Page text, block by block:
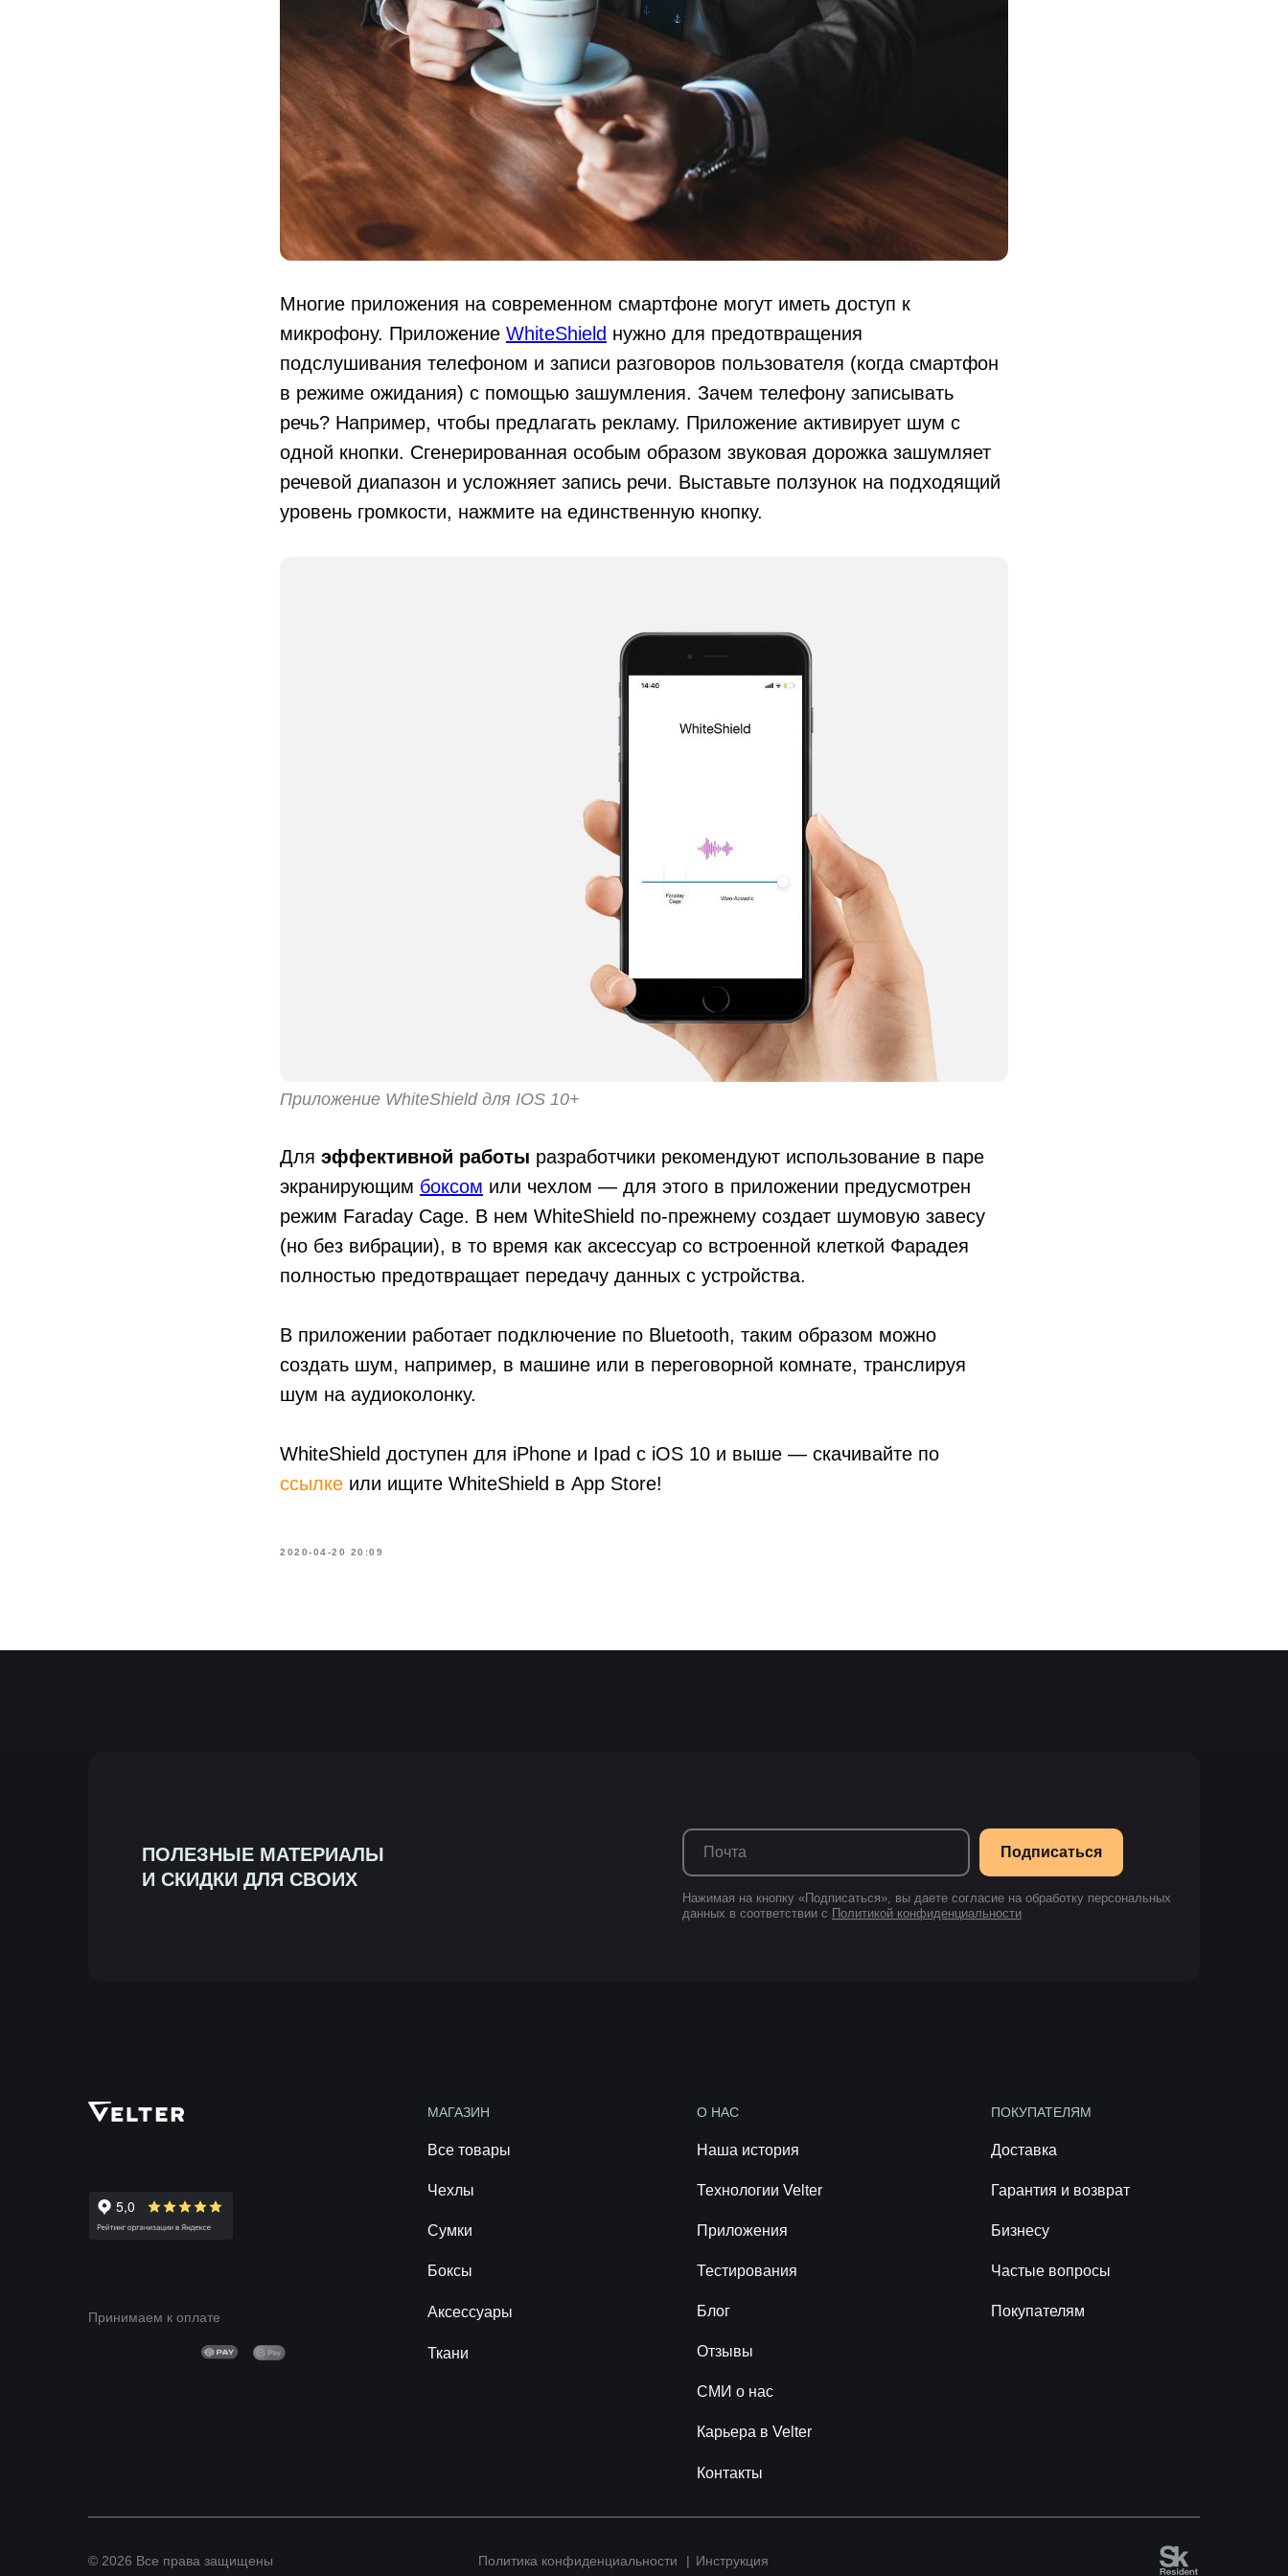
Многие приложения на современном смартфоне могут иметь доступ к
микрофону. Приложение WhiteShield нужно для предотвращения
подслушивания телефоном и записи разговоров пользователя (когда смартфон
в режиме ожидания) с помощью зашумления. Зачем телефону записывать
речь? Например, чтобы предлагать рекламу. Приложение активирует шум с
одной кнопки. Сгенерированная особым образом звуковая дорожка зашумляет
речевой диапазон и усложняет запись речи. Выставьте ползунок на подходящий
уровень громкости, нажмите на единственную кнопку.
Приложение WhiteShield для IOS 10+
Для эффективной работы разработчики рекомендуют использование в паре
экранирующим боксом или чехлом — для этого в приложении предусмотрен
режим Faraday Cage. В нем WhiteShield по-прежнему создает шумовую завесу
(но без вибрации), в то время как аксессуар со встроенной клеткой Фарадея
полностью предотвращает передачу данных с устройства.
В приложении работает подключение по Bluetooth, таким образом можно
создать шум, например, в машине или в переговорной комнате, транслируя
шум на аудиоколонку.
WhiteShield доступен для iPhone и Ipad c iOS 10 и выше — скачивайте по
ссылке или ищите WhiteShield в App Store! ⠀
2020-04-20 20:09
ПОЛЕЗНЫЕ МАТЕРИАЛЫ
И СКИДКИ ДЛЯ СВОИХ
Подписаться
Нажимая на кнопку «Подписаться», вы даете согласие на обработку персональных
данных в соответствии с Политикой конфиденциальности
© 2026 Все права защищены
Все товары Наша история
Технологии Velter
Чехлы
Сумки
Блог
Боксы Частые вопросы
Покупателям
Приложения
Тестирования
Аксессуары
Отзывы
СМИ о нас
|
Политика конфиденциальности Инструкция
Принимаем к оплате
Бизнесу
Контакты
Доставка
Гарантия и возврат
Ткани
МАГАЗИН О НАС ПОКУПАТЕЛЯМ
Карьера в Velter